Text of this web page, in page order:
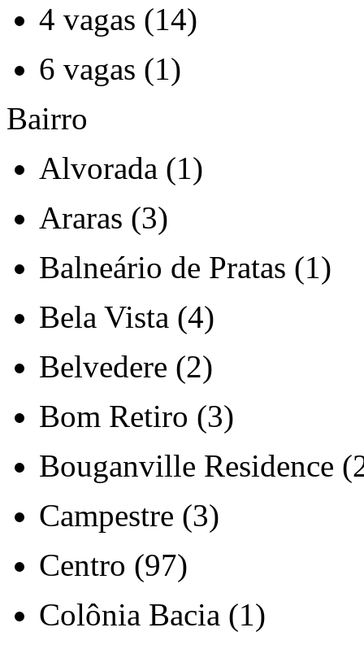
4 vagas (14)
6 vagas (1)
Bairro
Alvorada (1)
Araras (3)
Balneário de Pratas (1)
Bela Vista (4)
Belvedere (2)
Bom Retiro (3)
Bouganville Residence
Campestre (3)
Centro (97)
Colônia Bacia (1)